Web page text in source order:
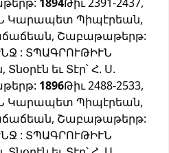
1894Թիւ 2391-2437,
Կարապետ Պիպէրեան,
Շաբաթաթերթ:
: ՏՊԱԳՐՈՒԹԻՒՆ
եւ Տէր՝ Հ. Ս.
1896Թիւ 2488-2533,
Կարապետ Պիպէրեան,
Շաբաթաթերթ:
: ՏՊԱԳՐՈՒԹԻՒՆ